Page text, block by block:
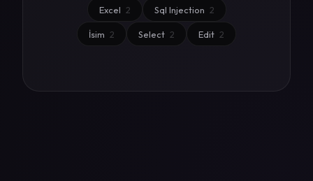
Excel 2 Sql Injection 2
İsim 2 Select 2 Edit 2